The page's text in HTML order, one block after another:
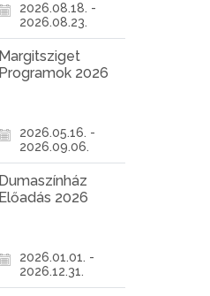
2026.08.18. -
2026.08.23.
Margitsziget
Programok 2026
2026.05.16. -
2026.09.06.
Dumaszínház
Előadás 2026
2026.01.01. -
2026.12.31.